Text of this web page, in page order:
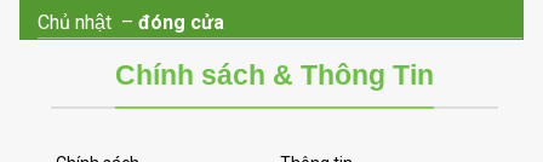
Chủ nhật –đóng cửa
Chính sách & Thông Tin